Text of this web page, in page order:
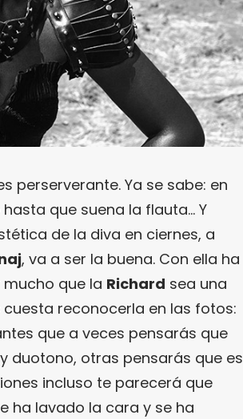
perserverante. Ya se sabe: en
que suena la flauta… Y
de la diva en ciernes, a
, va a ser la buena. Con ella ha
que la Richard sea una
reconocerla en las fotos:
que a veces pensarás que
duotono, otras pensarás que es
incluso te parecerá que
ha lavado la cara y se ha